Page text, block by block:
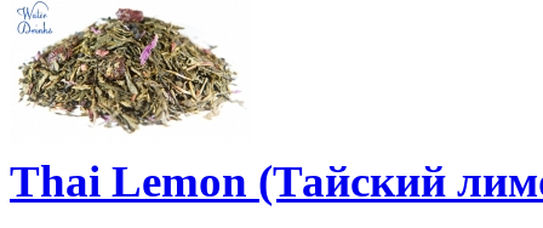
Thai Lemon (Тайский